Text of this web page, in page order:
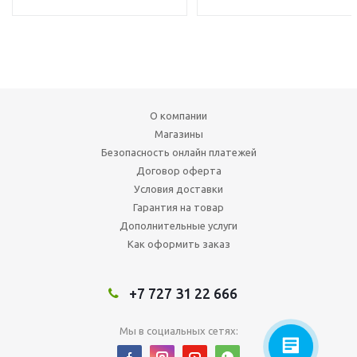
О компании
Магазины
Безопасность онлайн платежей
Договор оферта
Условия доставки
Гарантия на товар
Дополнительные услуги
Как оформить заказ
+7 727 31 22 666
Мы в социальных сетях: